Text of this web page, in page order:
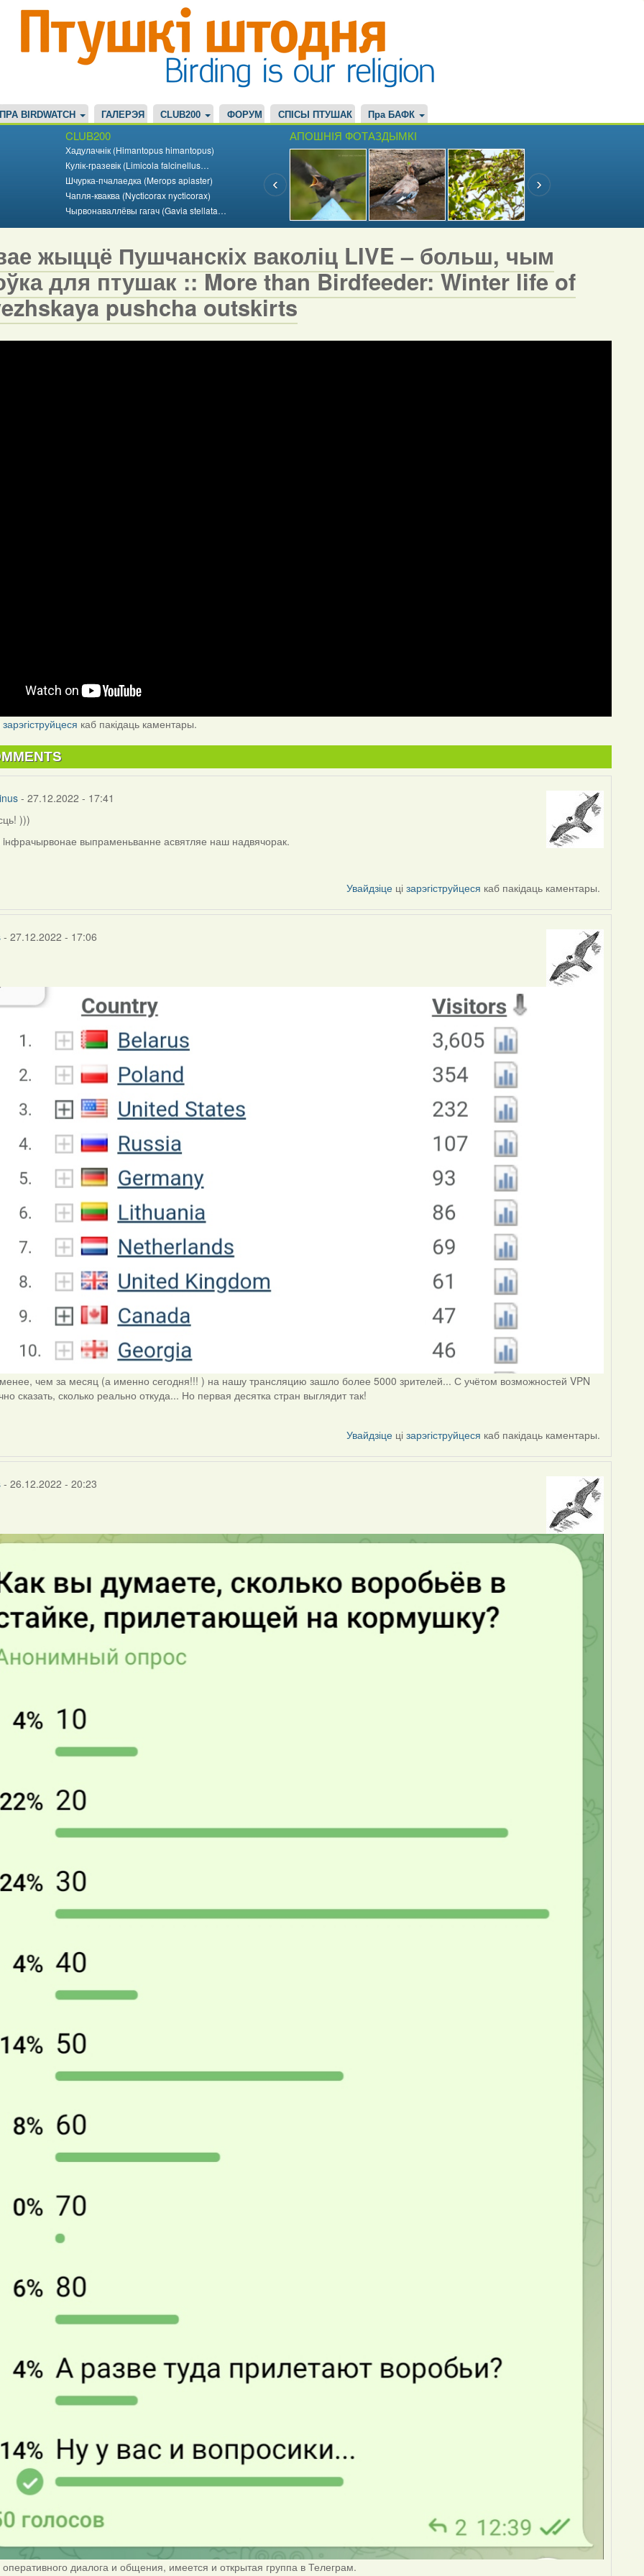
ПРА BIRDWATCH ГАЛЕРЭЯ CLUB200 ФОРУМ СПІСЫ ПТУШАК Пра БАФК
CLUB200
Хадулачнік (Himantopus himantopus)
Кулік-гразевік (Limicola falcinellus…
Шчурка-пчалаедка (Merops apiaster)
Чапля-кваква (Nycticorax nycticorax)
Чырвонаваллёвы гагач (Gavia stellata…
АПОШНІЯ ФОТАЗДЫМКІ
жыццё Пушчанскіх ваколіц LIVE – больш, чым
для птушак :: More than Birdfeeder: Winter life of
pushcha outskirts
зарэгіструйцеся каб пакідаць каментары.
- 27.12.2022 - 17:41
)))
выпраменьванне асвятляе наш надвячорак.
Увайдзіце цізарэгіструйцеся каб пакідаць каментары.
- 27.12.2022 - 17:06
чем за месяц (а именно сегодня!!! ) на нашу трансляцию зашло более 5000 зрителей... С учётом возможностей VPN
сказать, сколько реально откуда... Но первая десятка стран выглядит так!
Увайдзіце цізарэгіструйцеся каб пакідаць каментары.
- 26.12.2022 - 20:23
диалога и общения, имеется и открытая группа в Телеграм.